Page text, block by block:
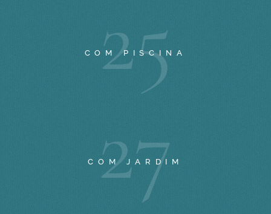
25
COM PISCINA
27
COM JARDIM